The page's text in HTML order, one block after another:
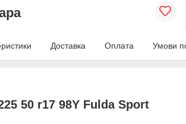
Доставка Оплата Умови
50 r17 98Y Fulda Sport